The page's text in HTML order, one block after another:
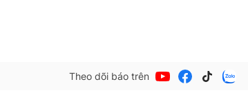
Theo dõi báo trên